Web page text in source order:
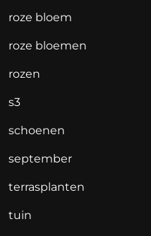
roze bloem
roze bloemen
rozen
s3
schoenen
september
terrasplanten
tuin